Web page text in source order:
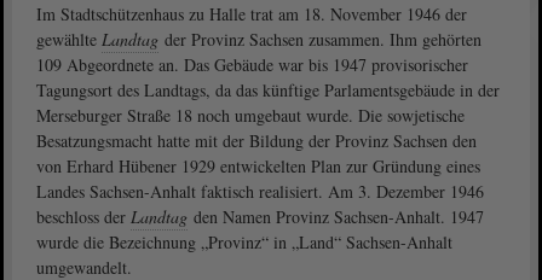
Im Stadtschützenhaus zu Halle trat am 18. November 1946 der
gewählte Landtag der Provinz Sachsen zusammen. Ihm gehörten
109 Abgeordnete an. Das Gebäude war bis 1947 provisorischer
Tagungsort des Landtags, da das künftige Parlamentsgebäude in der
Merseburger Straße 18 noch umgebaut wurde. Die sowjetische
Besatzungsmacht hatte mit der Bildung der Provinz Sachsen den
von Erhard Hübener 1929 entwickelten Plan zur Gründung eines
Landes Sachsen-Anhalt faktisch realisiert. Am 3. Dezember 1946
beschloss der Landtag den Namen Provinz Sachsen-Anhalt. 1947
wurde die Bezeichnung „Provinz“ in „Land“ Sachsen-Anhalt
umgewandelt.